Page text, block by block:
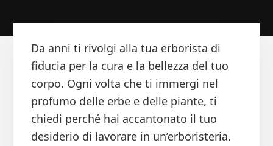
Da anni ti rivolgi alla tua erborista di
fiducia per la cura e la bellezza del tuo
corpo. Ogni volta che ti immergi nel
profumo delle erbe e delle piante, ti
chiedi perché hai accantonato il tuo
desiderio di lavorare in un’erboristeria.